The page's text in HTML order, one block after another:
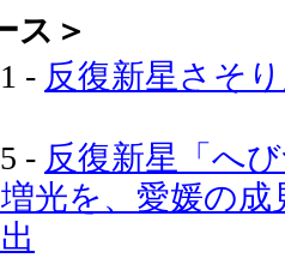
ス＞
- 反復新星さそ
- 反復新星「へ
光を、愛媛の